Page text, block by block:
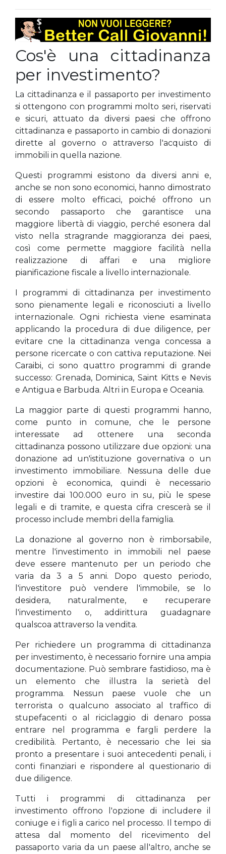
Cos'è una cittadinanza
per investimento?
La cittadinanza e il passaporto per investimento
si ottengono con programmi molto seri, riservati
e sicuri, attuato da diversi paesi che offrono
cittadinanza e passaporto in cambio di donazioni
dirette al governo o attraverso l'acquisto di
immobili in quella nazione.
Questi programmi esistono da diversi anni e,
anche se non sono economici, hanno dimostrato
di essere molto efficaci, poiché offrono un
secondo passaporto che garantisce una
maggiore libertà di viaggio, perché esonera dal
visto nella stragrande maggioranza dei paesi,
così come permette maggiore facilità nella
realizzazione di affari e una migliore
pianificazione fiscale a livello internazionale.
I programmi di cittadinanza per investimento
sono pienamente legali e riconosciuti a livello
internazionale. Ogni richiesta viene esaminata
applicando la procedura di due diligence, per
evitare cne la cittadinanza venga concessa a
persone ricercate o con cattiva reputazione. Nei
Caraibi, ci sono quattro programmi di grande
successo: Grenada, Dominica, Saint Kitts e Nevis
e Antigua e Barbuda. Altri in Europa e Oceania.
La maggior parte di questi programmi hanno,
come punto in comune, che le persone
interessate ad ottenere una seconda
cittadinanza possono utilizzare due opzioni: una
donazione ad un'istituzione governativa o un
investimento immobiliare. Nessuna delle due
opzioni è economica, quindi è necessario
investire dai 100.000 euro in su, più le spese
legali e di tramite, e questa cifra crescerà se il
processo include membri della famiglia.
La donazione al governo non è rimborsabile,
mentre l'investimento in immobili nel paese
deve essere mantenuto per un periodo che
varia da 3 a 5 anni. Dopo questo periodo,
l'investitore può vendere l'immobile, se lo
desidera, naturalmente, e recuperare
l'investimento o, addirittura guadagnare
qualscoa attraverso la vendita.
Per richiedere un programma di cittadinanza
per investimento, è necessario fornire una ampia
documentazione. Può sembrare fastidioso, ma è
un elemento che illustra la serietà del
programma. Nessun paese vuole che un
terrorista o qualcuno associato al traffico di
stupefacenti o al riciclaggio di denaro possa
entrare nel programma e fargli perdere la
credibilità. Pertanto, è necessario che lei sia
pronto a presentare i suoi antecedenti penali, i
conti finanziari e rispondere al questionario di
due diligence.
Tutti i programmi di cittadinanza per
investimento offrono l'opzione di includere il
coniuge e i figli a carico nel processo. Il tempo di
attesa dal momento del ricevimento del
passaporto varia da un paese all'altro, anche se